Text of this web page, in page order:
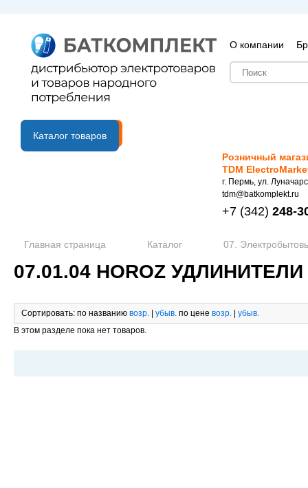
О компании
B2B портал
Каталог товаров
Розничный
TDM
г. Пермь, ул.
tdm@batkomplekt.ru
+7 (342) 248-
Главная страница Каталог 07.
07.01.04 HOROZ УДЛИНИТЕЛИ
Сортировать: по названию возр. | убыв. по цене возр. | убыв.
В этом разделе пока нет товаров.